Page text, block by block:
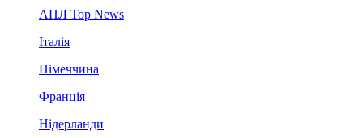
АПЛ Top News
Італія
Німеччина
Франція
Нідерланди